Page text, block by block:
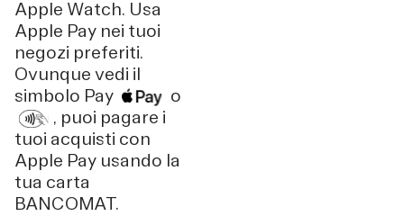
Apple Watch. Usa
Apple Pay nei tuoi
negozi preferiti.
Ovunque vedi il
simbolo Pay
o
, puoi pagare i
tuoi acquisti con
Apple Pay usando la
tua carta
BANCOMAT.